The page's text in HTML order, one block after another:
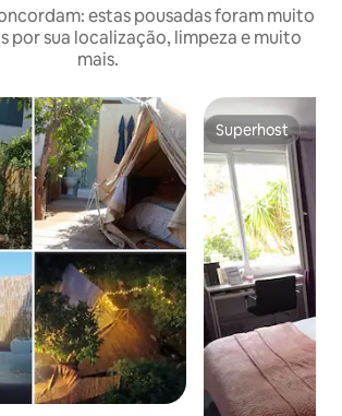
estas pousadas foram muito
por sua localização, limpeza e muito
mais.
Superhost
Superhost